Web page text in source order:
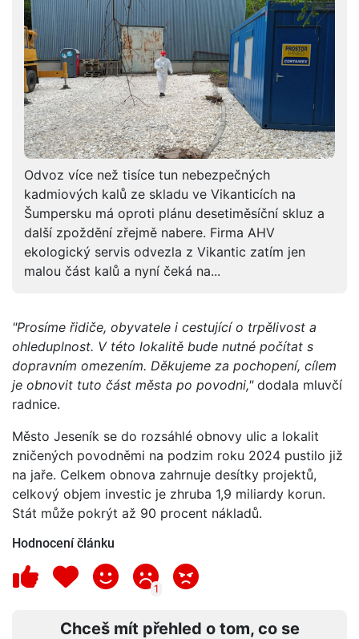
Odvoz více než tisíce tun nebezpečných
kadmiových kalů ze skladu ve Vikanticích na
Šumpersku má oproti plánu desetiměsíční skluz a
další zpoždění zřejmě nabere. Firma AHV
ekologický servis odvezla z Vikantic zatím jen
malou část kalů a nyní čeká na...
"Prosíme řidiče, obyvatele i cestující o trpělivost a
ohleduplnost. V této lokalitě bude nutné počítat s
dopravním omezením. Děkujeme za pochopení, cílem
je obnovit tuto část města po povodni,"dodala mluvčí
radnice.
Město Jeseník se do rozsáhlé obnovy ulic a lokalit
zničených povodněmi na podzim roku 2024 pustilo již
na jaře. Celkem obnova zahrnuje desítky projektů,
celkový objem investic je zhruba 1,9 miliardy korun.
Stát může pokrýt až 90 procent nákladů.
Hodnocení článku
1
Chceš mít přehled o tom, co se